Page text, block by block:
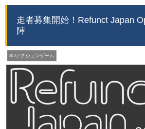
走者募集開始！Refunct Japan
陣
3Dアクションゲーム